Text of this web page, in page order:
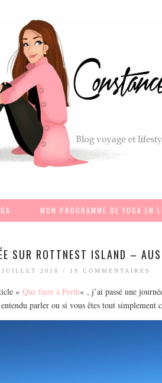
MON PROGRAMME DE YOGA EN
SUR ROTTNEST ISLAND –
JUILLET 2018 / 19 COMMENTAIRES
«Que faire à Perth« , j’ai passé une
parler ou si vous êtes tout